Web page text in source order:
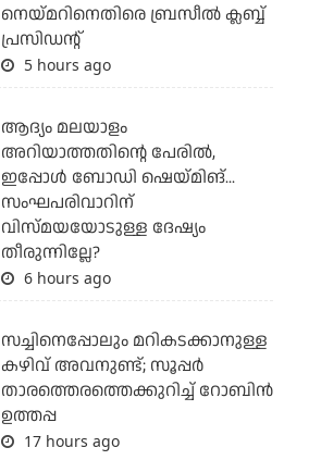
നെയ്മറിനെതിരെ ബ്രസീല്‍ ക്ലബ്ബ്
പ്രസിഡന്റ്
5 hours ago
ആദ്യം മലയാളം
അറിയാത്തതിന്റെ പേരില്‍,
ഇപ്പോള്‍ ബോഡി ഷെയ്മിങ്...
സംഘപരിവാറിന്
വിസ്മയയോടുള്ള ദേഷ്യം
തീരുന്നില്ലേ?
6 hours ago
സച്ചിനെപ്പോലും മറികടക്കാനുള്ള
കഴിവ് അവനുണ്ട്; സൂപ്പര്‍
താരത്തെരത്തെക്കുറിച്ച് റോബിന്‍
ഉത്തപ്പ
17 hours ago